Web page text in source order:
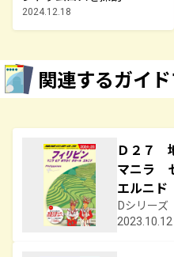
2024.12.18
関連するガイ
Ｄ２７
マニラ
エルニ
Dシリーズ